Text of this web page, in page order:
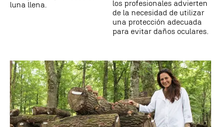
luna llena.
los profesionales advierten
de la necesidad de utilizar
una protección adecuada
para evitar daños oculares.